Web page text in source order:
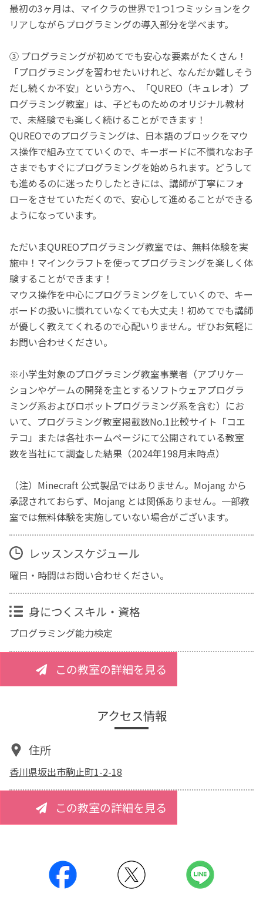
最初の3ヶ月は、マイクラの世界で1つ1つミッションをク
リアしながらプログラミングの導入部分を学べます。
③ プログラミングが初めてでも安心な要素がたくさん！
「プログラミングを習わせたいけれど、なんだか難しそう
だし続くか不安」という方へ、「QUREO（キュレオ）プ
ログラミング教室」は、子どものためのオリジナル教材
で、未経験でも楽しく続けることができます！
QUREOでのプログラミングは、日本語のブロックをマウ
ス操作で組み立てていくので、キーボードに不慣れなお子
さまでもすぐにプログラミングを始められます。どうして
も進めるのに迷ったりしたときには、講師が丁寧にフォ
ローをさせていただくので、安心して進めることができる
ようになっています。
ただいまQUREOプログラミング教室では、無料体験を実
施中！マインクラフトを使ってプログラミングを楽しく体
験することができます！
マウス操作を中心にプログラミングをしていくので、キー
ボードの扱いに慣れていなくても大丈夫！初めてでも講師
が優しく教えてくれるので心配いりません。ぜひお気軽に
お問い合わせください。
※小学生対象のプログラミング教室事業者（アプリケー
ションやゲームの開発を主とするソフトウェアプログラ
ミング系およびロボットプログラミング系を含む）にお
いて、プログラミング教室掲載数No.1比較サイト「コエ
テコ」または各社ホームページにて公開されている教室
数を当社にて調査した結果（2024年198月末時点）
（注）Minecraft 公式製品ではありません。Mojang から
承認されておらず、Mojang とは関係ありません。一部教
室では無料体験を実施していない場合がございます。
レッスンスケジュール
曜日・時間はお問い合わせください。
身につくスキル・資格
プログラミング能力検定
この教室の詳細を見る
アクセス情報
住所
香川県坂出市駒止町1-2-18
この教室の詳細を見る